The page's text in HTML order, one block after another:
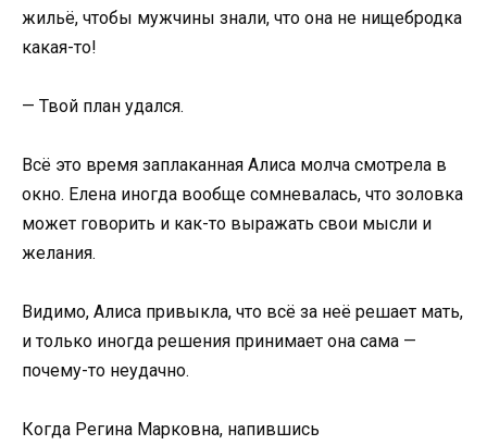
жильё, чтобы мужчины знали, что она не нищебродка
какая-то!
— Твой план удался.
Всё это время заплаканная Алиса молча смотрела в
окно. Елена иногда вообще сомневалась, что золовка
может говорить и как-то выражать свои мысли и
желания.
Видимо, Алиса привыкла, что всё за неё решает мать,
и только иногда решения принимает она сама —
почему-то неудачно.
Когда Регина Марковна, напившись